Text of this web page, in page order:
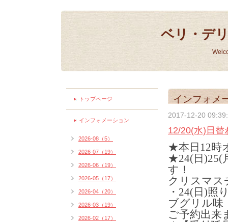
ベリ・デ
インフォメ
2017-12-20
12/20(水)日替
★本日12時
★24(日)25(
す！
クリスマス
・24(日)照
ブグリル味
ご予約出来
トップページ
インフォメーション
2026-08（5）
2026-07（19）
2026-06（19）
2026-05（17）
2026-04（20）
2026-03（19）
2026-02（17）